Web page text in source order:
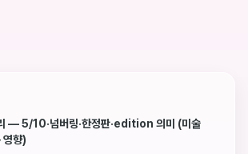
— 5/10·넘버링·한정판·edition 의미 (미술
영향)